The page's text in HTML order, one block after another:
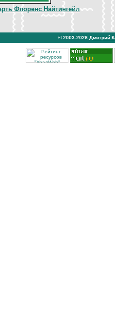
Флоренс Найтингейл
© 2003-2026 Дмитрий